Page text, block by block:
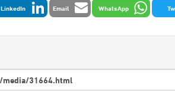
WhatsApp
Email
LinkedIn